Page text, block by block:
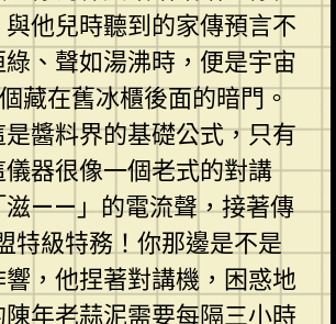
他兒時聽到的家傳預言不
、聲如湯沸時，便是宇宙
藏在舊冰櫃後面的暗門。
醬料界的基礎公式，只有
器很像一個老式的對講
滋——」的電流聲，接著傳
特級特務！你那邊是不是
，他捏著對講機，困惑地
年老蒜泥需要每隔三小時